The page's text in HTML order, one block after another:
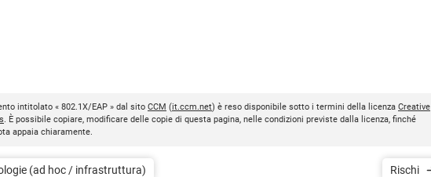
intitolato « 802.1X/EAP » dal sito CCM (it.ccm.net) è reso disponibile sotto i termini della licenza Creative
. È possibile copiare, modificare delle copie di questa pagina, nelle condizioni previste dalla licenza, finché
appaia chiaramente.
(ad hoc / infrastruttura) Rischi